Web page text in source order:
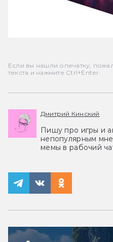
Если вы нашли опечатку,
текста и нажмите Ctrl+Enter.
Дмитрий Кинский
Пишу про игры и
непопулярным
мемы в рабочий